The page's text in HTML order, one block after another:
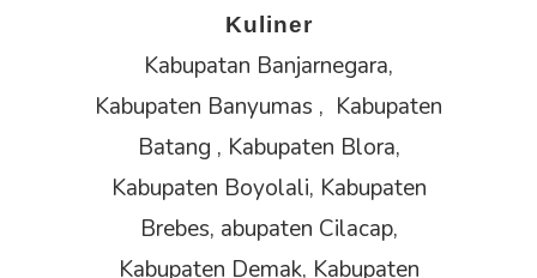
Kuliner
Kabupatan Banjarnegara,
Kabupaten Banyumas , Kabupaten
Batang , Kabupaten Blora,
Kabupaten Boyolali, Kabupaten
Brebes, abupaten Cilacap,
Kabupaten Demak, Kabupaten